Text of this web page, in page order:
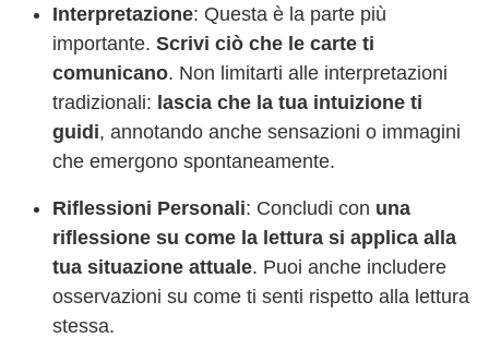
Interpretazione: Questa è la parte più
importante. Scrivi ciò che le carte ti
comunicano. Non limitarti alle interpretazioni
tradizionali: lascia che la tua intuizione ti
guidi, annotando anche sensazioni o immagini
che emergono spontaneamente.
Riflessioni Personali: Concludi con una
riflessione su come la lettura si applica alla
tua situazione attuale. Puoi anche includere
osservazioni su come ti senti rispetto alla lettura
stessa.